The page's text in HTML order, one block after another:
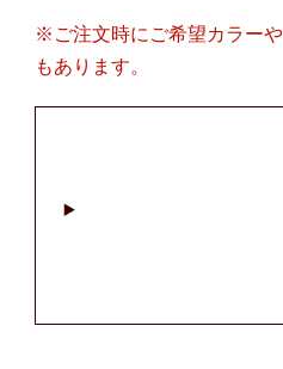
※ご注文時にご希望カラー
もあります。